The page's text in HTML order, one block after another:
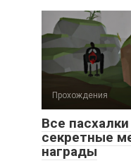
Прохождения
Все
секретные
награды